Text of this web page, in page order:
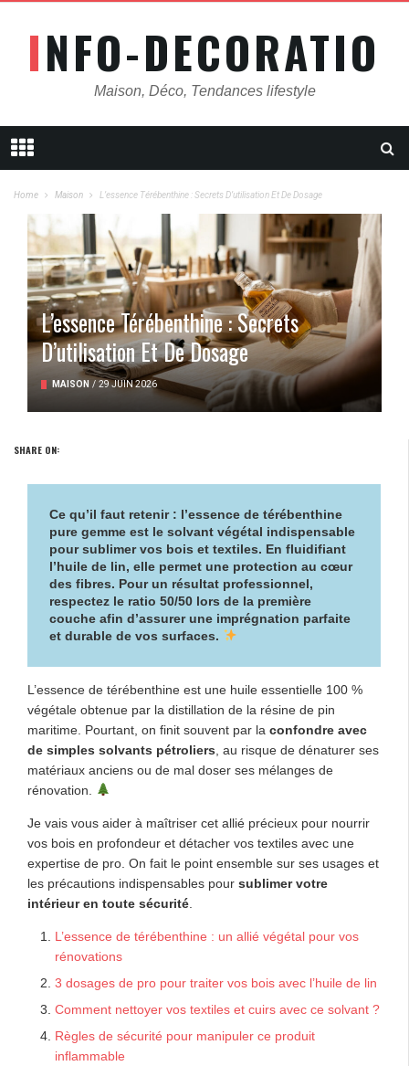
INFO-DECORATION
Maison, Déco, Tendances lifestyle
Home Maison L’essence Térébenthine : Secrets D’utilisation Et De Dosage
L’essence Térébenthine : Secrets
D’utilisation Et De Dosage
MAISON / 29 JUIN 2026
SHARE ON:
Ce qu’il faut retenir : l’essence de térébenthine
pure gemme est le solvant végétal indispensable
pour sublimer vos bois et textiles. En fluidifiant
l’huile de lin, elle permet une protection au cœur
des fibres. Pour un résultat professionnel,
respectez le ratio 50/50 lors de la première
couche afin d’assurer une imprégnation parfaite
et durable de vos surfaces.
L’essence de térébenthine est une huile essentielle 100 %
végétale obtenue par la distillation de la résine de pin
maritime. Pourtant, on finit souvent par la confondre avec
de simples solvants pétroliers , au risque de dénaturer ses
matériaux anciens ou de mal doser ses mélanges de
rénovation.
Je vais vous aider à maîtriser cet allié précieux pour nourrir
vos bois en profondeur et détacher vos textiles avec une
expertise de pro. On fait le point ensemble sur ses usages et
les précautions indispensables pour sublimer votre
intérieur en toute sécurité
L’essence de térébenthine : un allié végétal pour vos
rénovations
3 dosages de pro pour traiter vos bois avec l’huile de lin
Comment nettoyer vos textiles et cuirs avec ce solvant ?
Règles de sécurité pour manipuler ce produit
inflammable